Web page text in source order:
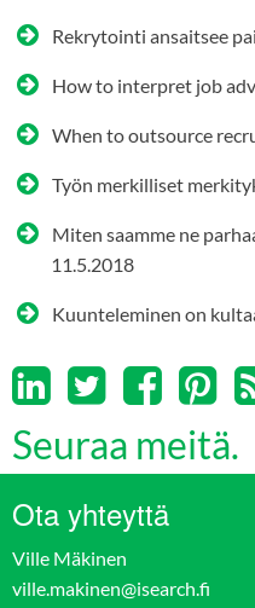
Rekrytointi ansaitsee
How to interpret job
When to outsource
Työn merkilliset
Miten saamme ne
11.5.2018
Kuunteleminen on
Seuraa meitä.
Ota yhteyttä
Ville Mäkinen
ville.makinen@isearch.fi